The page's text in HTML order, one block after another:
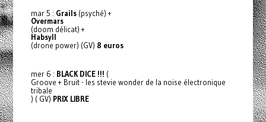
mar 5 : Grails(psyché) +
Overmars
(doom délicat) +
Habsyll
(drone power) (GV) 8 euros
mer 6 : BLACK DICE !!! (
Groove + Bruit - les stevie wonder de la noise électronique
tribale
) ( GV) PRIX LIBRE